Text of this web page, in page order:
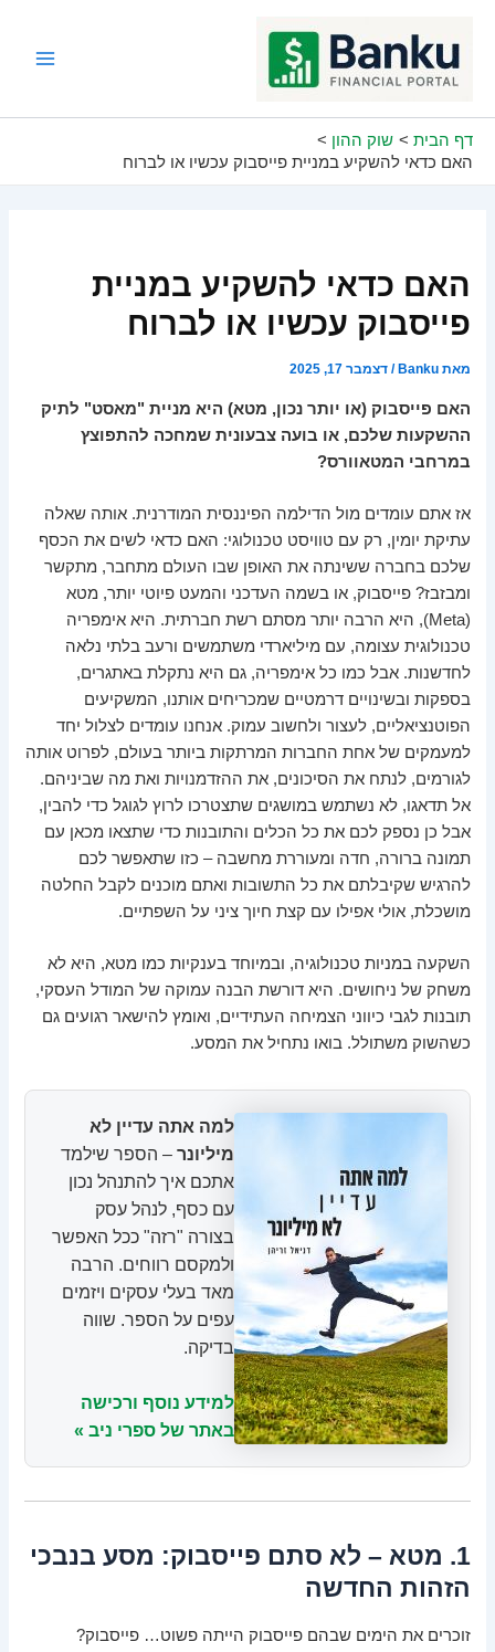
דף הבית
שוק ההון
האם כדאי להשקיע במניית פייסבוק עכשיו או לברוח
האם כדאי להשקיע במניית
פייסבוק עכשיו או לברוח
מאתBanku
/דצמבר 17, 2025
האם פייסבוק (או יותר נכון, מטא) היא מניית "מאסט" לתיק
ההשקעות שלכם, או בועה צבעונית שמחכה להתפוצץ
במרחבי המטאוורס?
אז אתם עומדים מול הדילמה הפיננסית המודרנית. אותה שאלה
עתיקת יומין, רק עם טוויסט טכנולוגי: האם כדאי לשים את הכסף
שלכם בחברה ששינתה את האופן שבו העולם מתחבר, מתקשר
ומבזבז? פייסבוק, או בשמה העדכני והמעט פיוטי יותר, מטא
(Meta), היא הרבה יותר מסתם רשת חברתית. היא אימפריה
טכנולוגית עצומה, עם מיליארדי משתמשים ורעב בלתי נלאה
לחדשנות. אבל כמו כל אימפריה, גם היא נתקלת באתגרים,
בספקות ובשינויים דרמטיים שמכריחים אותנו, המשקיעים
הפוטנציאליים, לעצור ולחשוב עמוק. אנחנו עומדים לצלול יחד
למעמקים של אחת החברות המרתקות ביותר בעולם, לפרוט אותה
לגורמים, לנתח את הסיכונים, את ההזדמנויות ואת מה שביניהם.
אל תדאגו, לא נשתמש במושגים שתצטרכו לרוץ לגוגל כדי להבין,
אבל כן נספק לכם את כל הכלים והתובנות כדי שתצאו מכאן עם
תמונה ברורה, חדה ומעוררת מחשבה – כזו שתאפשר לכם
להרגיש שקיבלתם את כל התשובות ואתם מוכנים לקבל החלטה
מושכלת, אולי אפילו עם קצת חיוך ציני על השפתיים.
השקעה במניות טכנולוגיה, ובמיוחד בענקיות כמו מטא, היא לא
משחק של ניחושים. היא דורשת הבנה עמוקה של המודל העסקי,
תובנות לגבי כיווני הצמיחה העתידיים, ואומץ להישאר רגועים גם
כשהשוק משתולל. בואו נתחיל את המסע.
למה אתה עדיין לא
מיליונר – הספר שילמד
אתכם איך להתנהל נכון
עם כסף, לנהל עסק
בצורה "רזה" ככל האפשר
ולמקסם רווחים. הרבה
מאד בעלי עסקים ויזמים
עפים על הספר. שווה
בדיקה.
למידע נוסף ורכישה
באתר של ספרי ניב »
1. מטא – לא סתם פייסבוק: מסע בנבכי
הזהות החדשה
זוכרים את הימים שבהם פייסבוק הייתה פשוט… פייסבוק?